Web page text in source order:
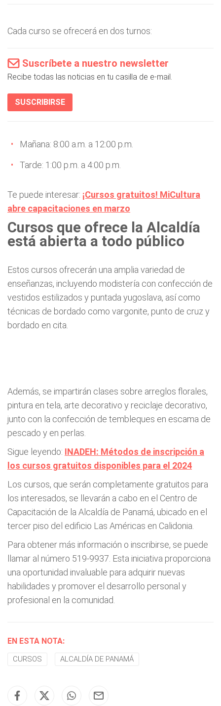
Cada curso se ofrecerá en dos turnos:
Suscríbete a nuestro newsletter
Recibe todas las noticias en tu casilla de e-mail.
SUSCRIBIRSE
Mañana: 8:00 a.m. a 12:00 p.m.
Tarde: 1:00 p.m. a 4:00 p.m.
Te puede interesar: ¡Cursos gratuitos! MiCultura
abre capacitaciones en marzo
Cursos que ofrece la Alcaldía
está abierta a todo público
Estos cursos ofrecerán una amplia variedad de
enseñanzas, incluyendo modistería con confección de
vestidos estilizados y puntada yugoslava, así como
técnicas de bordado como vargonite, punto de cruz y
bordado en cita.
Además, se impartirán clases sobre arreglos florales,
pintura en tela, arte decorativo y reciclaje decorativo,
junto con la confección de tembleques en escama de
pescado y en perlas.
Sigue leyendo: INADEH: Métodos de inscripción a
los cursos gratuitos disponibles para el 2024
Los cursos, que serán completamente gratuitos para
los interesados, se llevarán a cabo en el Centro de
Capacitación de la Alcaldía de Panamá, ubicado en el
tercer piso del edificio Las Américas en Calidonia.
Para obtener más información o inscribirse, se puede
llamar al número 519-9937. Esta iniciativa proporciona
una oportunidad invaluable para adquirir nuevas
habilidades y promover el desarrollo personal y
profesional en la comunidad.
EN ESTA NOTA:
CURSOS ALCALDÍA DE PANAMÁ